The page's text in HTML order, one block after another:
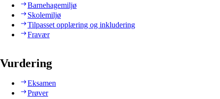
Barnehagemiljø
Skolemiljø
Tilpasset opplæring og inkludering
Fravær
Vurdering
Eksamen
Prøver